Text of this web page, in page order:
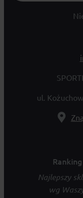
ul.
Najlepszy
wg